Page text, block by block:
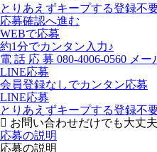
とりあえずキープする登録不
応募確認へ進む
WEBで応募
約1分でカンタン入力♪
電 話 応 募 080-4006-0560 メー
LINE応募
会員登録なしでカンタン応募
LINE応募
とりあえずキープする登録不
お問い合わせだけでも大丈
応募の説明
応募の説明